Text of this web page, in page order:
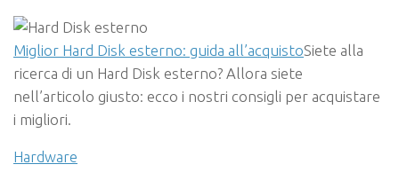
Miglior Hard Disk esterno: guida all’acquistoSiete alla
ricerca di un Hard Disk esterno? Allora siete
nell’articolo giusto: ecco i nostri consigli per acquistare
i migliori.
Hardware